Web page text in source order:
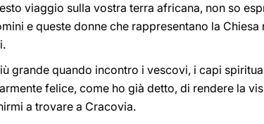
viaggio sulla vostra terra africana, non so
e queste donne che rappresentano la
grande quando incontro i vescovi, i capi
felice, come ho già detto, di rendere la
a trovare a Cracovia.